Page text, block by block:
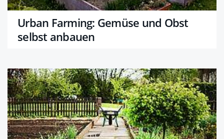
Urban Farming: Gemüse und Obst
selbst anbauen